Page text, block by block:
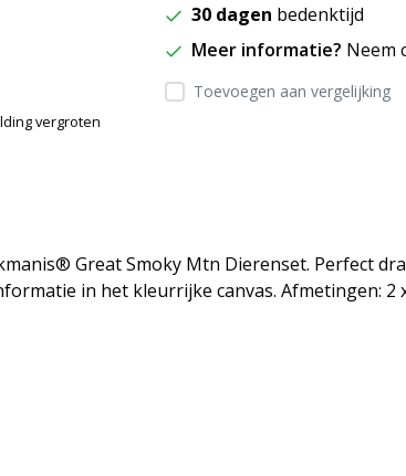
vergroten
30 dagen bedenktijd
Meer informatie? Neem
Toevoegen aan vergelijking
Great Smoky Mtn Dierenset. Perfect
in het kleurrijke canvas. Afmetingen: 2